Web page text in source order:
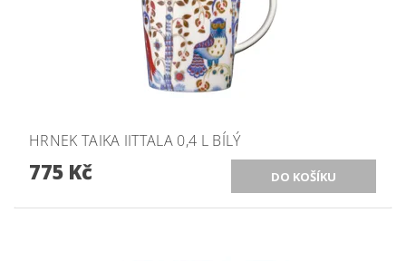
HRNEK TAIKA IITTALA 0,4 L BÍLÝ
775 Kč